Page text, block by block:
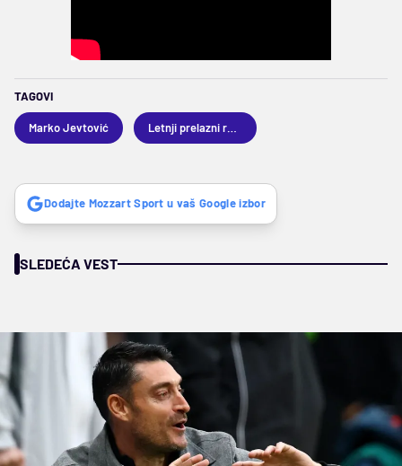
TAGOVI
Marko Jevtović
Dodajte Mozzart Sport u vaš Google izbor
SLEDEĆA VEST